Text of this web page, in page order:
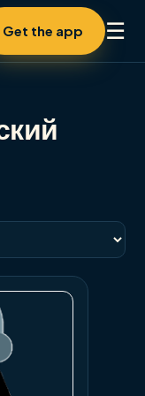
Get the app ☰